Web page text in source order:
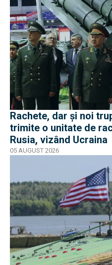
Rachete, dar și noi
trimite o unitate de
Rusia, vizând Ucraina
05 AUGUST 2026